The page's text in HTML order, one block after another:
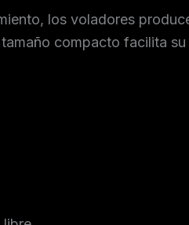
los voladores
compacto facilita